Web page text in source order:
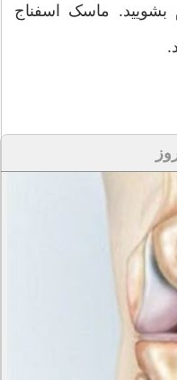
ماسک اسفناج